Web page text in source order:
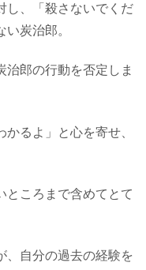
し、「殺さないでくだ
炭治郎。
治郎の行動を否定しま
るよ」と心を寄せ、
ところまで含めてとて
、自分の過去の経験を